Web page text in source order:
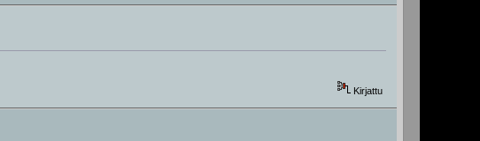
Kirjattu